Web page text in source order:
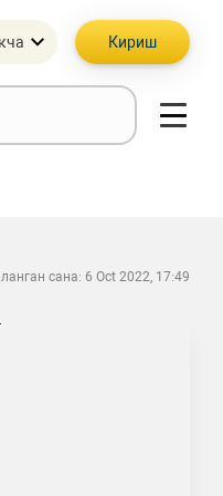
Кириш
сана: 6 Oct 2022, 17:49